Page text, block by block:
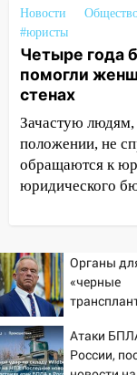
51-летний
09:50 В
застрял в
09:44
юному
08:21 В
погода в
06:00
юристы
за плесень
Новости
#юристы
Четыре года
помогли
стенах
Зачастую людям,
положении, не
обращаются к
юридического
Органы
«черные
пациентов
Атаки
России,